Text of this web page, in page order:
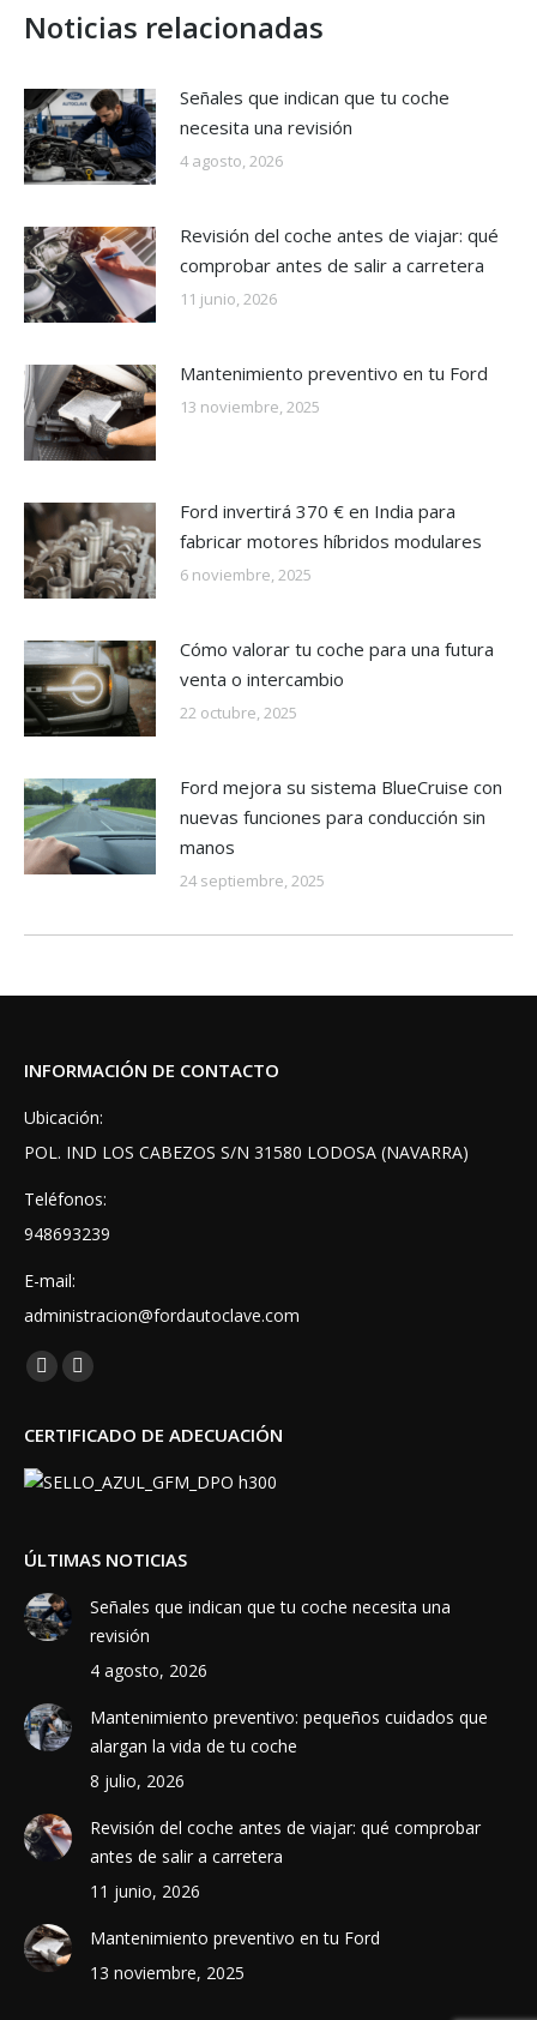
Noticias relacionadas
Señales que indican que tu coche
necesita una revisión
4 agosto, 2026
Revisión del coche antes de viajar: qué
comprobar antes de salir a carretera
11 junio, 2026
Mantenimiento preventivo en tu Ford
13 noviembre, 2025
Ford invertirá 370 € en India para
fabricar motores híbridos modulares
6 noviembre, 2025
Cómo valorar tu coche para una futura
venta o intercambio
22 octubre, 2025
Ford mejora su sistema BlueCruise con
nuevas funciones para conducción sin
manos
24 septiembre, 2025
INFORMACIÓN DE CONTACTO
Ubicación:
POL. IND LOS CABEZOS S/N 31580 LODOSA (NAVARRA)
Teléfonos:
948693239
E-mail:
administracion@fordautoclave.com
Encuéntranos en:
Facebook
opens
in
Instagram
opens
in
CERTIFICADO DE ADECUACIÓN
ÚLTIMAS NOTICIAS
Señales que indican que tu coche necesita una
revisión
4 agosto, 2026
Mantenimiento preventivo: pequeños cuidados que
alargan la vida de tu coche
8 julio, 2026
Revisión del coche antes de viajar: qué comprobar
antes de salir a carretera
11 junio, 2026
Mantenimiento preventivo en tu Ford
13 noviembre, 2025